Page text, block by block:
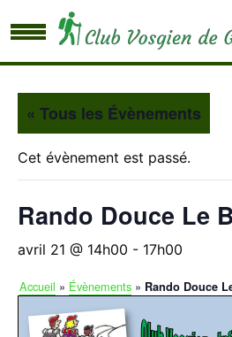
« Tous les Évènements
Cet évènement est passé.
Rando Douce Le
avril 21 @ 14h00 - 17h00
Accueil » Évènements » Rando Douce